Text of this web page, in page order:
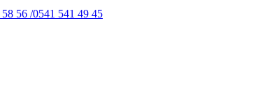
56 /0541 541 49 45